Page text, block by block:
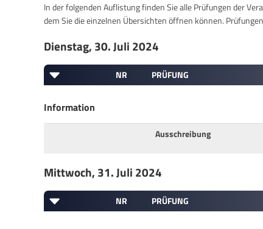
In der folgenden Auflistung finden Sie alle Prüfungen der
dem Sie die einzelnen Übersichten öffnen können.
Dienstag, 30. Juli 2024
NR PRÜFUNG
Information
Ausschreibung
Mittwoch, 31. Juli 2024
NR PRÜFUNG